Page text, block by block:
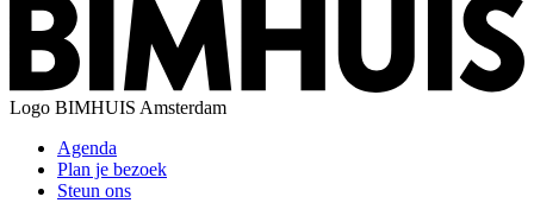
Logo BIMHUIS Amsterdam
Agenda
Plan je bezoek
Steun ons